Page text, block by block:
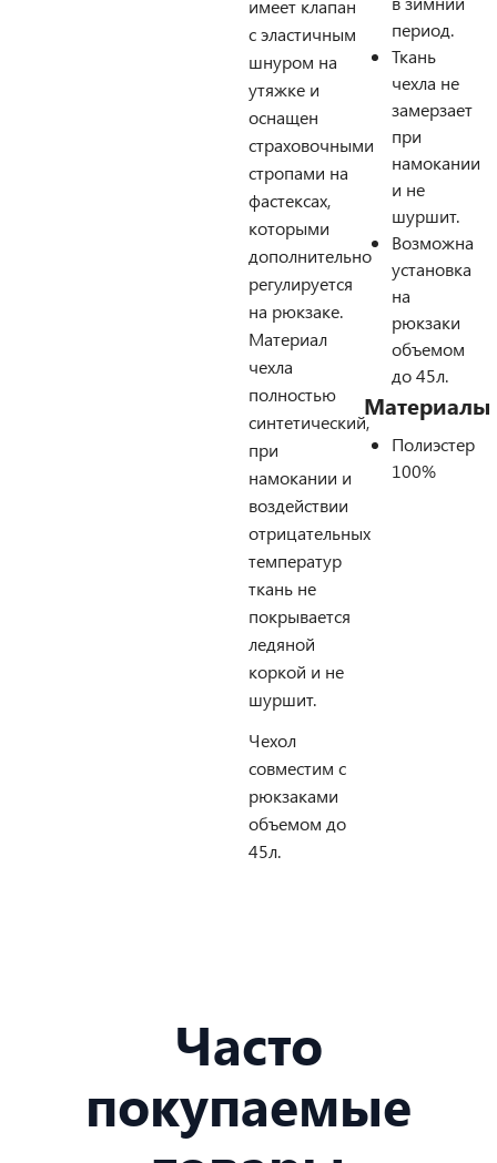
имеет клапан
с эластичным
шнуром на
утяжке и
оснащен
страховочными
стропами на
фастексах,
которыми
дополнительно
регулируется
на рюкзаке.
Материал
чехла
полностью
синтетический,
при
намокании и
воздействии
отрицательных
температур
ткань не
покрывается
ледяной
коркой и не
шуршит.
Чехол
совместим с
рюкзаками
объемом до
45л.
период.
Ткань
чехла не
замерзает
при
намокании
и не
шуршит.
Возможна
установка
на
рюкзаки
объемом
до 45л.
Материалы
Полиэстер
100%
Часто
покупаемые